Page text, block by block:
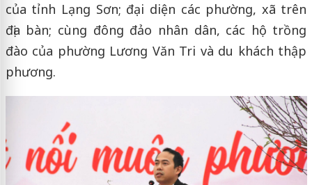
của tỉnh Lạng Sơn; đại diện các phường, xã trên
địa bàn; cùng đông đảo nhân dân, các hộ trồng
đào của phường Lương Văn Tri và du khách thập
phương.